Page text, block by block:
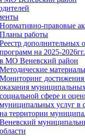
Нормативно-правовые
Планы работы
Реестр дополнительных
программ на 2025-
в МО Веневский район
Методические материалы
Мониторинг достижения
оказания
социальной сфере и
муниципальных услуг в
на территории
Веневский
области